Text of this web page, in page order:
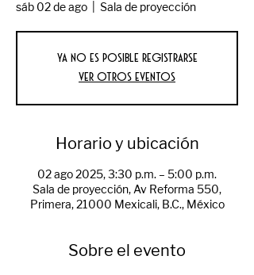
sáb 02 de ago Sala de proyección
Ya no es posible registrarse
Ver otros eventos
Horario y ubicación
02 ago 2025, 3:30 p.m. – 5:00 p.m.
Sala de proyección, Av Reforma 550,
Primera, 21000 Mexicali, B.C., México
Sobre el evento